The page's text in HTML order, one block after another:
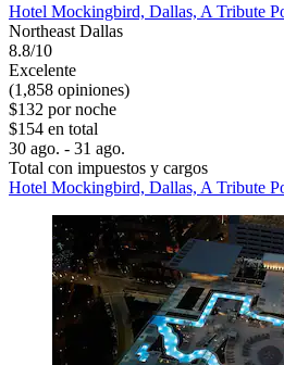
Hotel Mockingbird, Dallas, A Tribute
Northeast Dallas
8.8/10
Excelente
(1,858 opiniones)
$132 por noche
$154 en total
30 ago. - 31 ago.
Total con impuestos y cargos
Hotel Mockingbird, Dallas, A Tribute